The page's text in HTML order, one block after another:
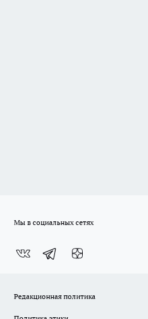
Мы в социальных сетях
Редакционная политика